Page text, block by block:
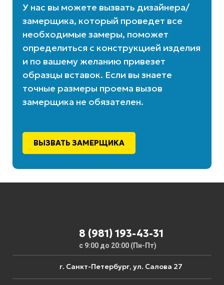
У нас вы можете вызвать дизайнера/
замерщика, который проведет все
необходимые замеры, поможет
определиться с конструкцией изделия
и по вашему желанию привезет
образцы вставок. Если вы знаете
точные размеры проема вызов
замерщика не обязателен.
ВЫЗВАТЬ ЗАМЕРЩИКА
8 (981) 193-43-31
с 9:00 до 20:00 (Пн-Пт)
г. Санкт-Петербург, ул. Салова 27